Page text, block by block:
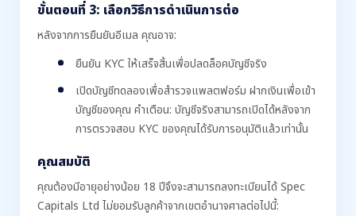
ขั้นตอนที่ 3: เลือกวิธีการดำเนินการต่อ
หลังจากการยืนยันอีเมล คุณอาจ:
ยืนยัน KYC ให้เสร็จสิ้นเพื่อปลดล็อคบัญชีจริง
เปิดบัญชีทดลองเพื่อสำรวจแพลตฟอร์ม ฝากเงินเพื่อเข้า
บัญชีของคุณ คำเตือน: บัญชีจริงสามารถเปิดได้หลังจาก
การตรวจสอบ KYC ของคุณได้รับการอนุมัติแล้วเท่านั้น
คุณสมบัติ
คุณต้องมีอายุอย่างน้อย 18 ปีจึงจะสามารถลงทะเบียนได้ Spec
Capitals Ltd ไม่ยอมรับลูกค้าจากเขตอำนาจศาลต่อไปนี้: